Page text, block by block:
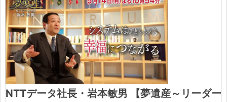
NTTデータ社長・岩本敏男 【夢遺産～リーダー